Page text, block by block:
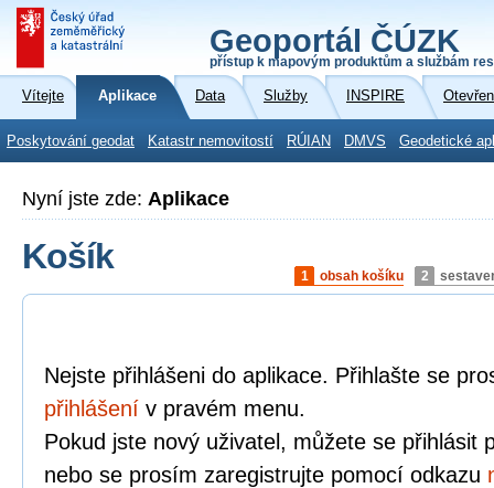
Geoportál ČÚZK
přístup k mapovým produktům a službám
Vítejte Aplikace Data Služby INSPIRE
Poskytování geodat Katastr nemovitostí RÚIAN DMVS Geodetické
Nyní jste zde: Aplikace
Košík 1 obsah košíku 2
Nejste přihlášeni do aplikace. Přihlašte se
přihlášení v pravém menu.
Pokud jste nový uživatel, můžete se přihlásit
nebo se prosím zaregistrujte pomocí odkazu